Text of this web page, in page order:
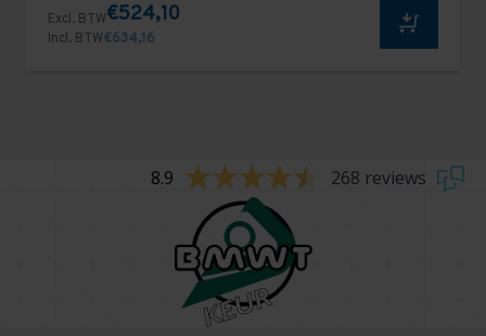
Excl. BTW€524,10
Incl. BTW€634,16
8.9 268 reviews